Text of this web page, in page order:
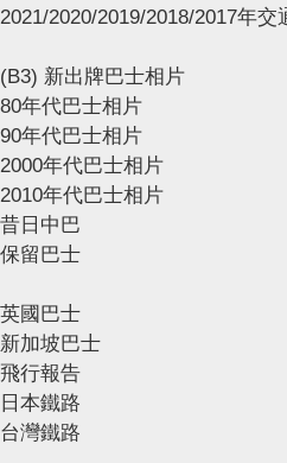
2021/2020/2019/2018/2017年交
(B3) 新出牌巴士相片
80年代巴士相片
90年代巴士相片
2000年代巴士相片
2010年代巴士相片
昔日中巴
保留巴士
英國巴士
新加坡巴士
飛行報告
日本鐵路
台灣鐵路